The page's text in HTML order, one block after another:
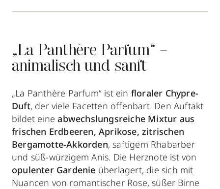
„La Panthère Parfum“ –
animalisch und sanft
„La Panthère Parfum“ ist ein floraler Chypre-
Duft, der viele Facetten offenbart. Den Auftakt
bildet eineabwechslungsreiche Mixtur aus
frischen Erdbeeren, Aprikose, zitrischen
Bergamotte-Akkorden, saftigem Rhabarber
und süß-würzigem Anis. Die Herznote ist von
opulenter Gardenie überlagert, die sich mit
Nuancen von romantischer Rose, süßer Birne